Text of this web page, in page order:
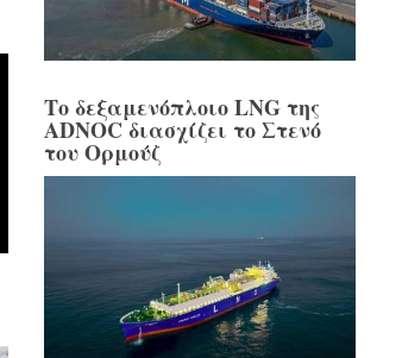
Το δεξαμενόπλοιο LNG της
ADNOC διασχίζει το Στενό
του Ορμούζ